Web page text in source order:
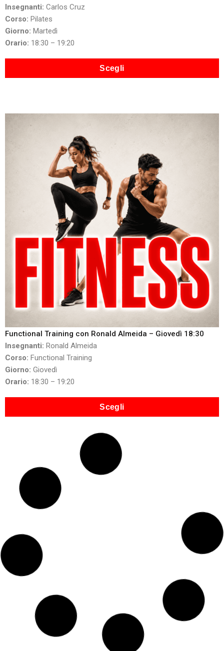
Insegnanti: Carlos Cruz
Corso: Pilates
Giorno: Martedì
Orario: 18:30 – 19:20
Scegli
Functional Training con Ronald Almeida – Giovedì 18:30
Insegnanti: Ronald Almeida
Corso: Functional Training
Giorno: Giovedì
Orario: 18:30 – 19:20
Scegli